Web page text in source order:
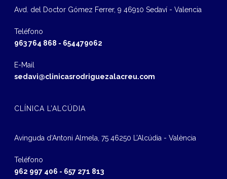
Avd. del Doctor Gómez Ferrer, 9 46910 Sedaví - Valencia
Teléfono
963 764 868 - 654479062
E-Mail
sedavi@clinicasrodriguezalacreu.com
CLÍNICA L’ALCÚDIA
Avinguda d‘Antoni Almela, 75 46250 L’Alcúdia - València
Teléfono
962 997 406 - 657 271 813